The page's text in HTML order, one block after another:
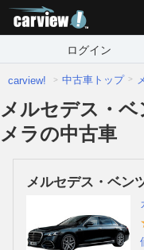
ログイン
carview! 中古車トップ
メルセデス・
メラの中古車
メルセデス・ベン